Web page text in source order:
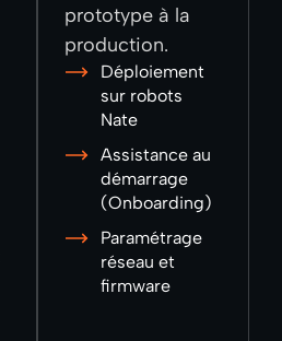
prototype à la
production.
Déploiement
sur robots
Nate
Assistance au
démarrage
(Onboarding)
Paramétrage
réseau et
firmware